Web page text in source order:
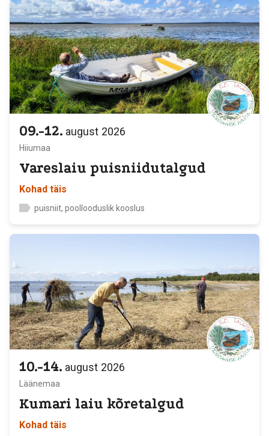
2026
09.-12. august
Hiiumaa
Vareslaiu puisniidutalgud
Kohad täis
puisniit, poollooduslik kooslus
2026
10.-14. august
Läänemaa
Kumari laiu kõretalgud
Kohad täis